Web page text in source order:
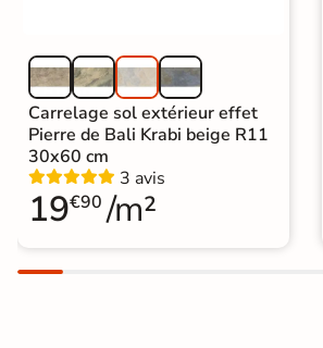
Carrelage sol extérieur effet
Pierre de Bali Krabi beige R11
30x60 cm
3 avis
19€90 /m²